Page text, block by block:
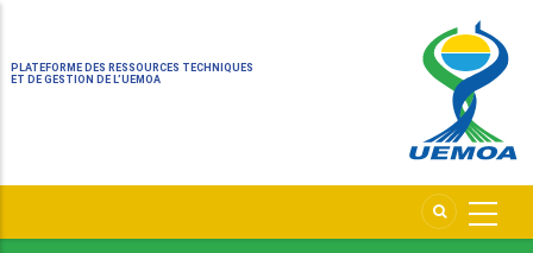
PLATEFORME DES RESSOURCES TECHNIQUES
ET DE GESTION DE L’UEMOA